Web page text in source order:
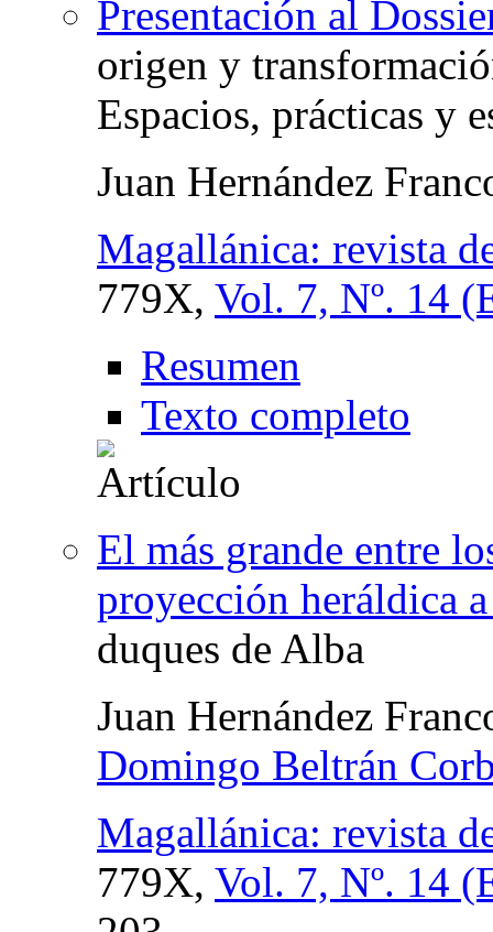
Presentación al
origen y
Espacios, prácticas y
Juan Hernández
Magallánica: revista
779X, Vol. 7, Nº. 14
Resumen
Texto completo
El más grande entre
proyección heráldica
duques de Alba
Juan Hernández
Domingo Beltrán
Magallánica: revista
779X, Vol. 7, Nº. 14